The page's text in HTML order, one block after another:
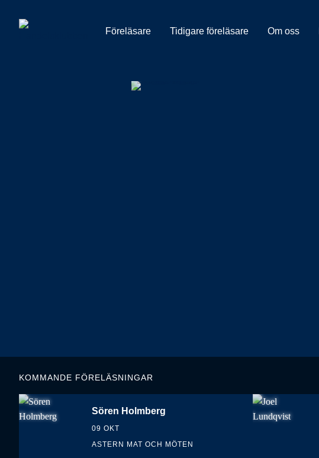
Föreläsare Tidigare föreläsare Om oss
KOMMANDE FÖRELÄSNINGAR
Sören Holmberg
09 OKT
ASTERN MAT OCH MÖTEN